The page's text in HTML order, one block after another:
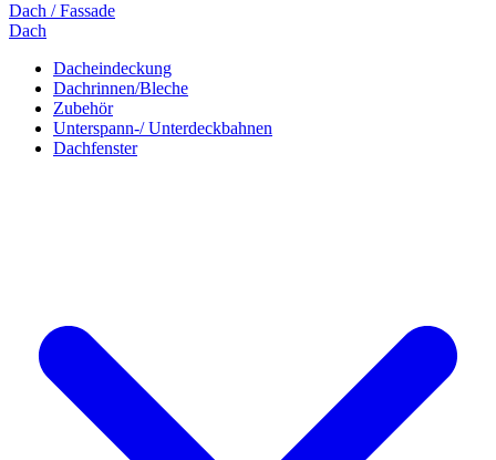
Dach / Fassade
Dach
Dacheindeckung
Dachrinnen/Bleche
Zubehör
Unterspann-/ Unterdeckbahnen
Dachfenster